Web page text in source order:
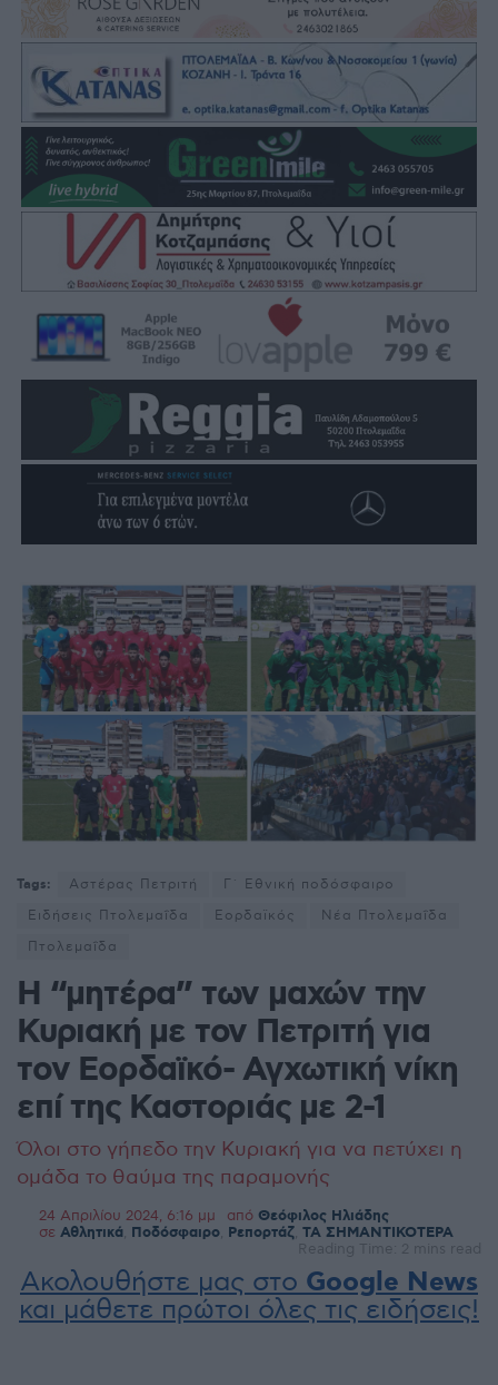
Tags: Αστέρας Πετριτή
Γ΄ Εθνική ποδόσφαιρο
Ειδήσεις Πτολεμαΐδα
Εορδαϊκός
Νέα Πτολεμαΐδα
Πτολεμαΐδα
Η “μητέρα” των μαχών την
Κυριακή με τον Πετριτή για
τον Εορδαϊκό- Αγχωτική νίκη
επί της Καστοριάς με 2-1
Όλοι στο γήπεδο την Κυριακή για να πετύχει η
ομάδα το θαύμα της παραμονής
24 Απριλίου 2024, 6:16 μμ από Θεόφιλος Ηλιάδης
σε Αθλητικά Ποδόσφαιρο Ρεπορτάζ ΤΑ ΣΗΜΑΝΤΙΚΟΤΕΡΑ
Reading Time: 2 mins read
Ακολουθήστε μας στο Google News
και μάθετε πρώτοι όλες τις ειδήσεις!